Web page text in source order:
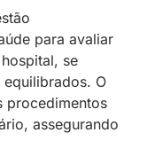
para avaliar
se
O
procedimentos
assegurando